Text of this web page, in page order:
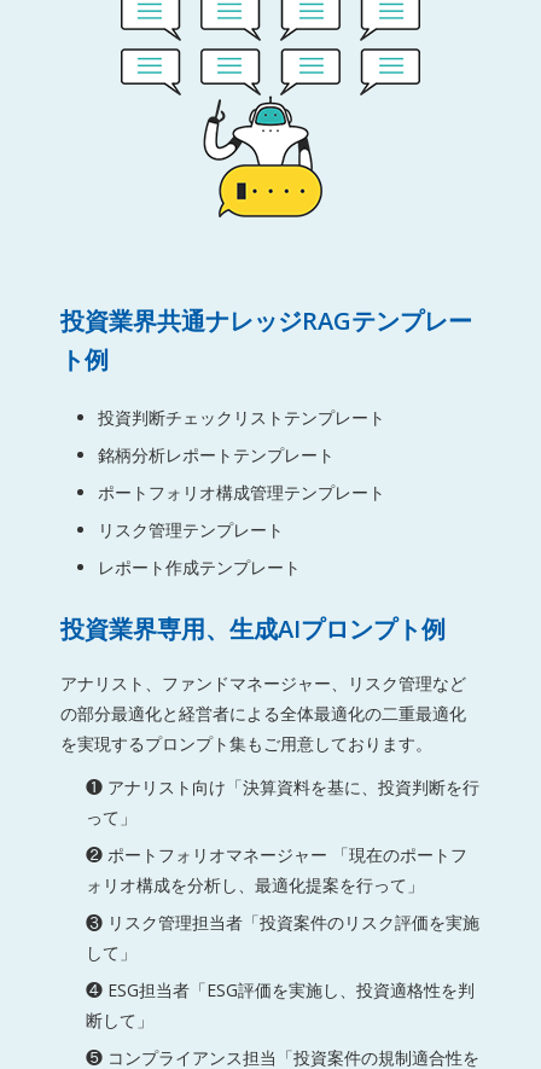
投資業界共通ナレッジRAGテンプレー
ト例
投資判断チェックリストテンプレート
銘柄分析レポートテンプレート
ポートフォリオ構成管理テンプレート
リスク管理テンプレート
レポート作成テンプレート
投資業界専用、生成AIプロンプト例
アナリスト、ファンドマネージャー、リスク管理など
の部分最適化と経営者による全体最適化の二重最適化
を実現するプロンプト集もご用意しております。
❶ アナリスト向け「決算資料を基に、投資判断を行
って」
❷ ポートフォリオマネージャー 「現在のポートフ
ォリオ構成を分析し、最適化提案を行って」
❸ リスク管理担当者「投資案件のリスク評価を実施
して」
❹ ESG担当者「ESG評価を実施し、投資適格性を判
断して」
❺ コンプライアンス担当「投資案件の規制適合性を